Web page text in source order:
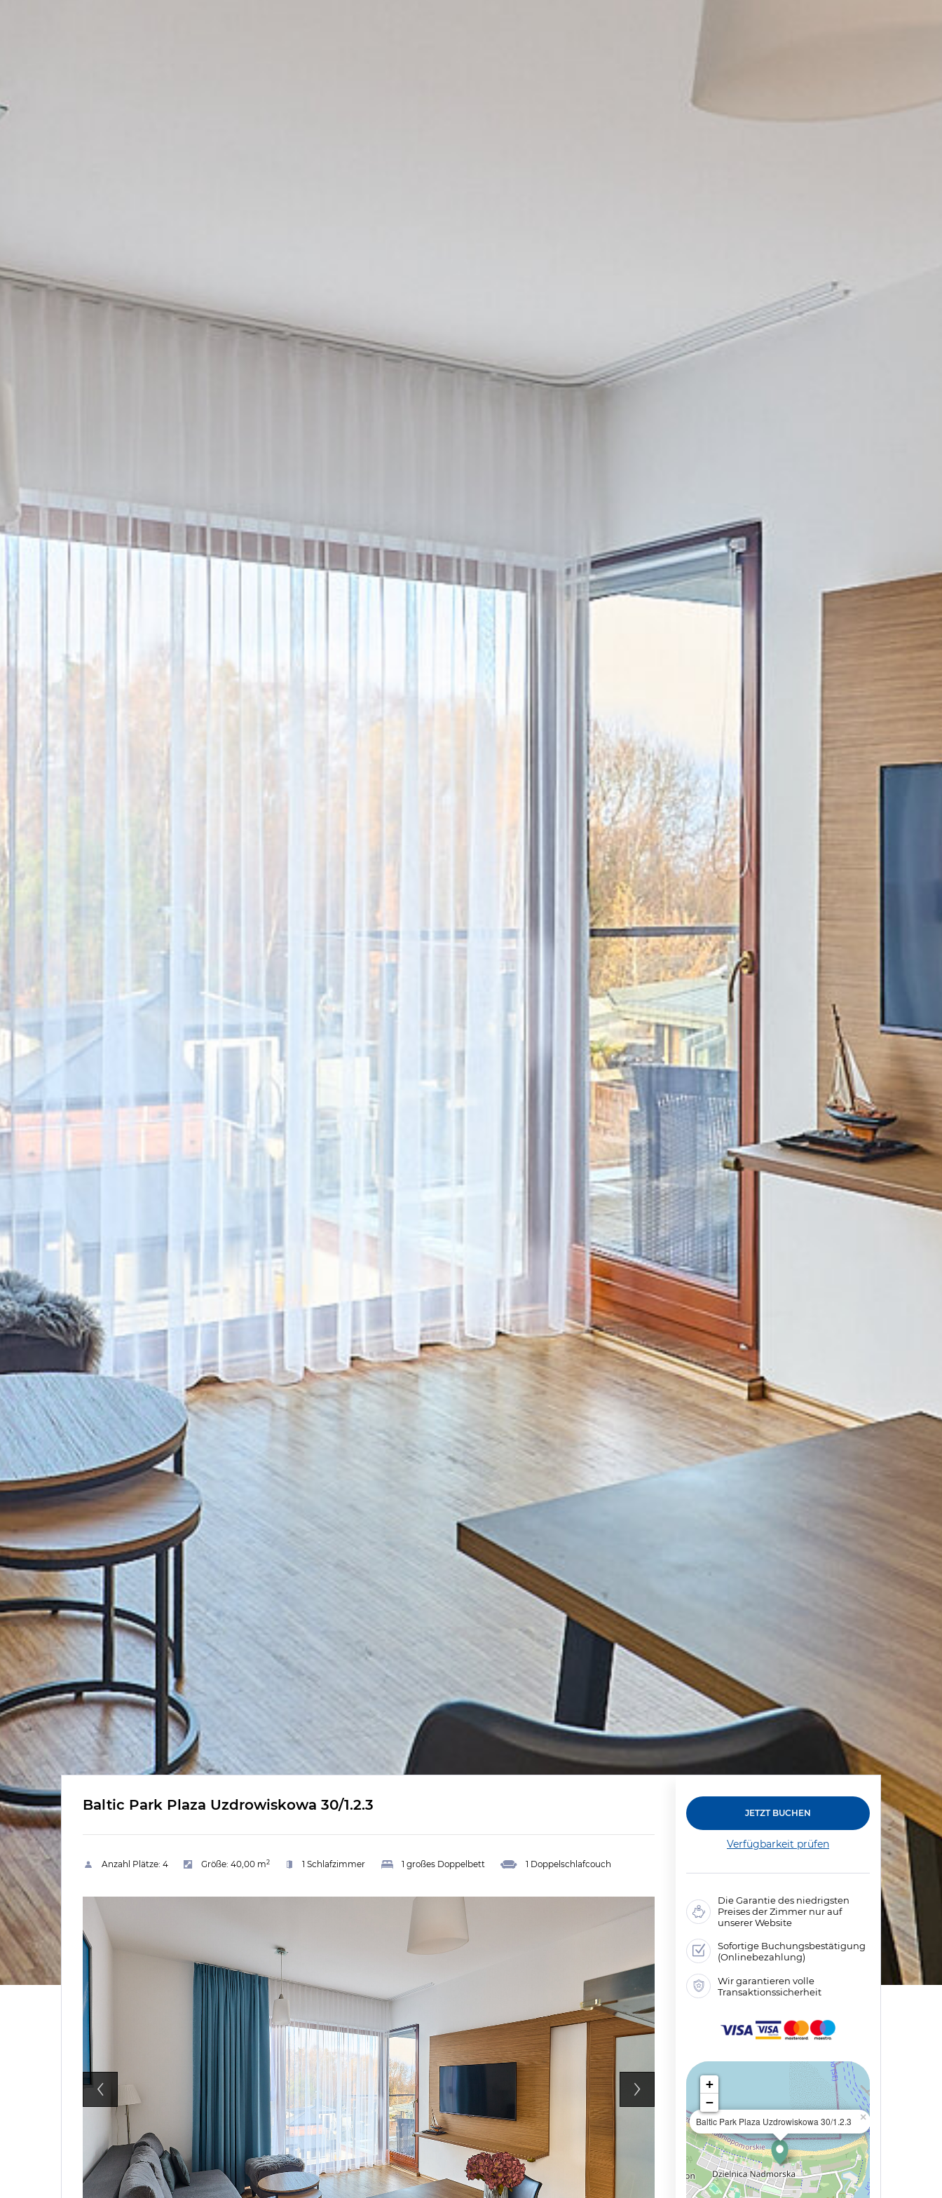
Baltic Park Plaza Uzdrowiskowa 30/1.2.3
Anzahl Plätze: 4 Größe: 40,00 m2 1 Schlafzimmer 1 großes Doppelbett 1 Doppelschlafcouch
JETZT BUCHEN
Verfügbarkeit prüfen
Die Garantie des niedrigsten
Preises der Zimmer nur auf
unserer Website
Sofortige Buchungsbestätigung
(Onlinebezahlung)
Wir garantieren volle
Transaktionssicherheit
Baltic Park Plaza Uzdrowiskowa 30/1.2.3 ×
+
−